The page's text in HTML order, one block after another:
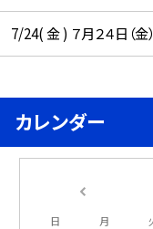
7/24( 金 ) ７月２４日（
カレンダー
日 月